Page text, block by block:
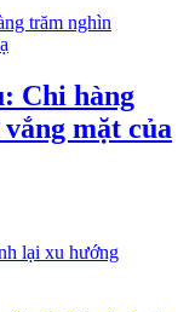
Chi hàng
mặt của